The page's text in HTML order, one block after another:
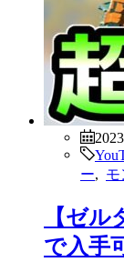
ー
モ
【ゼ
で入手